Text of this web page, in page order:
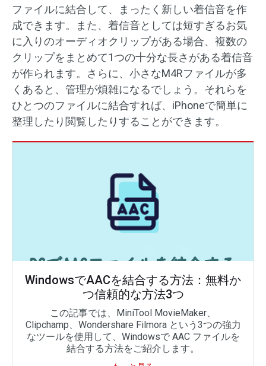
ファイルに結合して、まったく新しい着信音を作
成できます。また、着信音としては短すぎるお気
に入りのオーディオクリップがある場合、複数の
クリップをまとめて1つの十分な長さがある着信音
が作られます。さらに、小さなM4Rファイルが多
くあると、管理が煩雑になるでしょう。それらを
ひとつのファイルに結合すれば、iPhoneで簡単に
整理したり閲覧したりすることができます。
WindowsでAACを結合する方法：無料か
つ信頼的な方法3つ
この記事では、MiniTool MovieMaker、
Clipchamp、Wondershare Filmora という3つの強力
なツールを使用して、Windowsで AAC ファイルを
結合する方法をご紹介します。